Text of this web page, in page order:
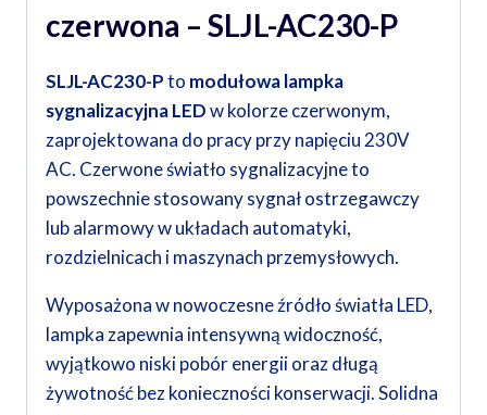
czerwona – SLJL-AC230-P
SLJL-AC230-Pto modułowa lampka
sygnalizacyjna LEDw kolorze czerwonym,
zaprojektowana do pracy przy napięciu 230V
AC. Czerwone światło sygnalizacyjne to
powszechnie stosowany sygnał ostrzegawczy
lub alarmowy w układach automatyki,
rozdzielnicach i maszynach przemysłowych.
Wyposażona w nowoczesne źródło światła LED,
lampka zapewnia intensywną widoczność,
wyjątkowo niski pobór energii oraz długą
żywotność bez konieczności konserwacji. Solidna